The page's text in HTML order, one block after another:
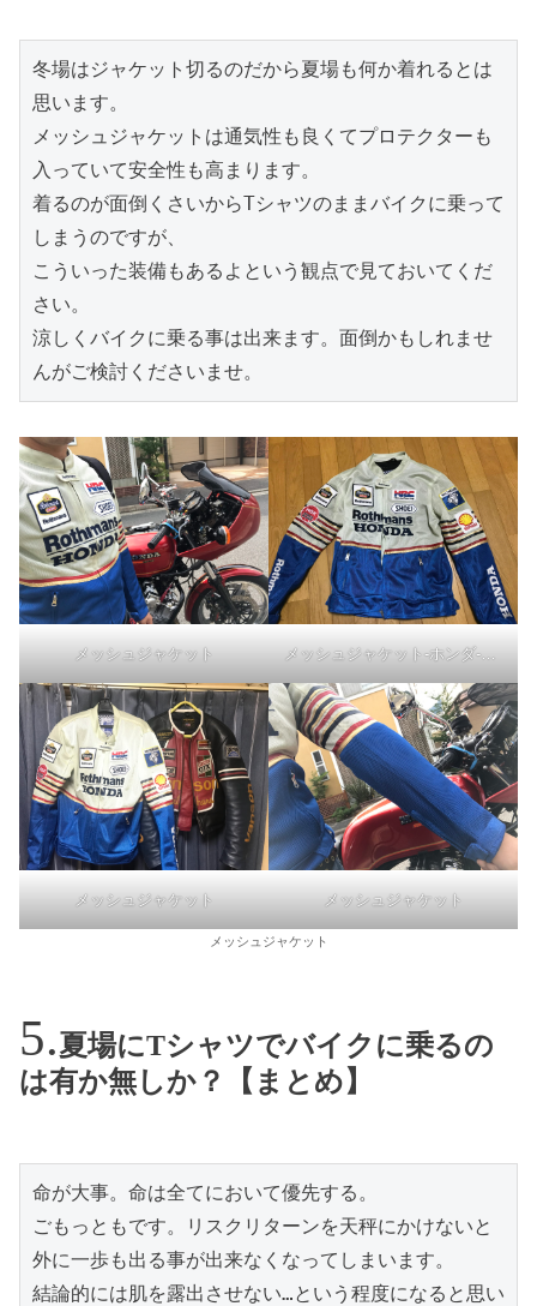
冬場はジャケット切るのだから夏場も何か着れるとは
思います。
メッシュジャケットは通気性も良くてプロテクターも
入っていて安全性も高まります。
着るのが面倒くさいからTシャツのままバイクに乗って
しまうのですが、
こういった装備もあるよという観点で見ておいてくだ
さい。
涼しくバイクに乗る事は出来ます。面倒かもしれませ
んがご検討くださいませ。
メッシュジャケット メッシュジャケット-ホンダ-ロスマンズ
メッシュジャケット メッシュジャケット
メッシュジャケット
夏場にTシャツでバイクに乗るの
は有か無しか？【まとめ】
命が大事。命は全てにおいて優先する。
ごもっともです。リスクリターンを天秤にかけないと
外に一歩も出る事が出来なくなってしまいます。
結論的には肌を露出させない…という程度になると思い